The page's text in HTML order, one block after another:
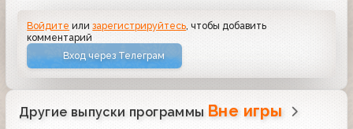
Войдите илизарегистрируйтесь , чтобы добавить
комментарий
Вход через Телеграм
Другие выпуски программы Вне игры